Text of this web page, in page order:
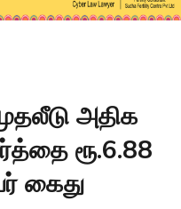
அதிக
ரூ.6.88
கைது